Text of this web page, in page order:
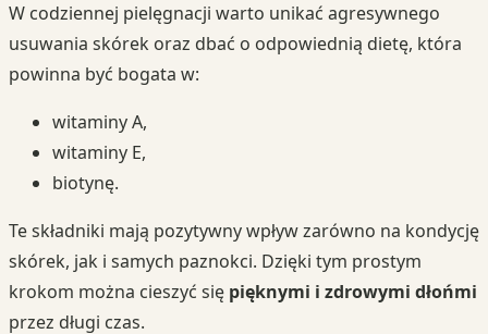
W codziennej pielęgnacji warto unikać agresywnego
usuwania skórek oraz dbać o odpowiednią dietę, która
powinna być bogata w:
witaminy A,
witaminy E,
biotynę.
Te składniki mają pozytywny wpływ zarówno na kondycję
skórek, jak i samych paznokci. Dzięki tym prostym
krokom można cieszyć się pięknymi i zdrowymi dłońmi
przez długi czas.